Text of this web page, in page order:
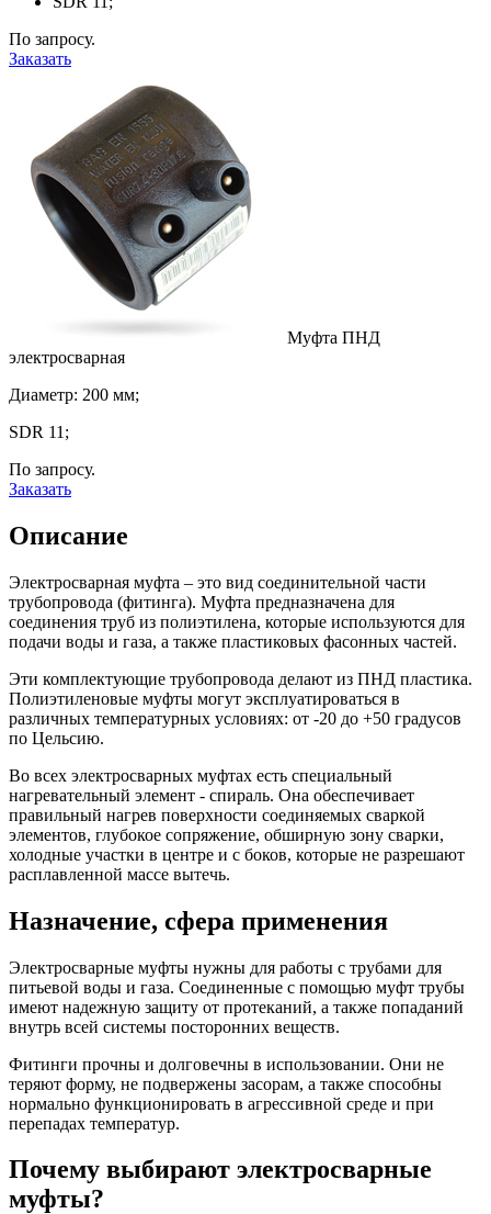
По запросу.
Заказать
Муфта ПНД
электросварная
Диаметр: 200 мм;
SDR 11;
По запросу.
Заказать
Описание
Электросварная муфта – это вид соединительной части
трубопровода (фитинга). Муфта предназначена для
соединения труб из полиэтилена, которые используются для
подачи воды и газа, а также пластиковых фасонных частей.
Эти комплектующие трубопровода делают из ПНД пластика.
Полиэтиленовые муфты могут эксплуатироваться в
различных температурных условиях: от -20 до +50 градусов
по Цельсию.
Во всех электросварных муфтах есть специальный
нагревательный элемент - спираль. Она обеспечивает
правильный нагрев поверхности соединяемых сваркой
элементов, глубокое сопряжение, обширную зону сварки,
холодные участки в центре и с боков, которые не разрешают
расплавленной массе вытечь.
Назначение, сфера применения
Электросварные муфты нужны для работы с трубами для
питьевой воды и газа. Соединенные с помощью муфт трубы
имеют надежную защиту от протеканий, а также попаданий
внутрь всей системы посторонних веществ.
Фитинги прочны и долговечны в использовании. Они не
теряют форму, не подвержены засорам, а также способны
нормально функционировать в агрессивной среде и при
перепадах температур.
Почему выбирают электросварные
муфты?